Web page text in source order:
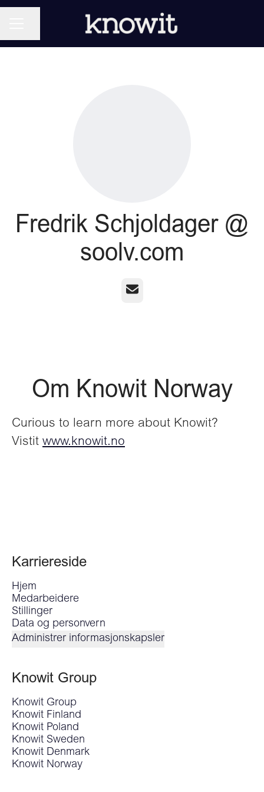
Fredrik Schjoldager @
soolv.com
E-post
Om Knowit Norway
Curious to learn more about Knowit?
Vistit www.knowit.no
Karriereside
Hjem
Medarbeidere
Stillinger
Data og personvern
Administrer informasjonskapsler
Knowit Group
Knowit Group
Knowit Finland
Knowit Poland
Knowit Sweden
Knowit Denmark
Knowit Norway